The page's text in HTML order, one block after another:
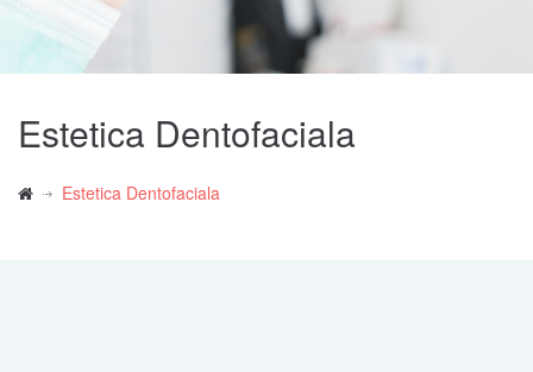
Estetica Dentofaciala
Estetica Dentofaciala